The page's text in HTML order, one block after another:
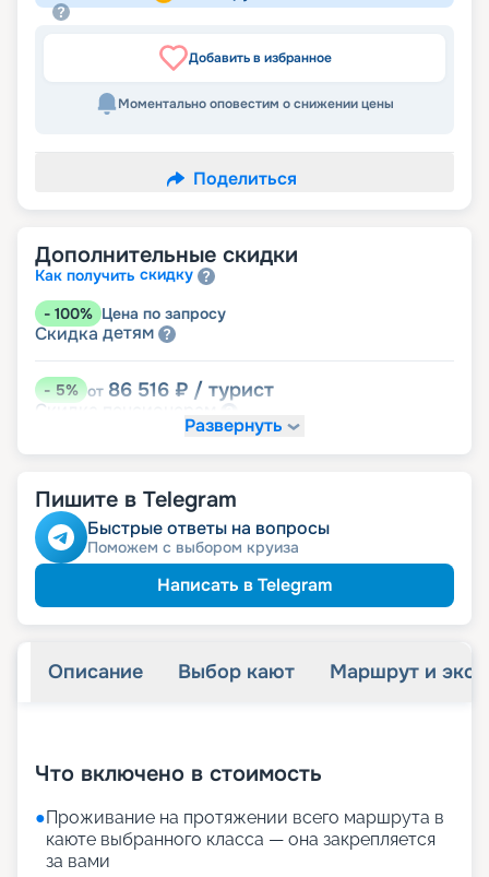
Добавить в избранное
Моментально оповестим о снижении цены
Поделиться
Дополнительные скидки
Как получить скидку
- 100% Цена по запросу
Скидка детям
-5% от 86 516 ₽ / турист
Скидка
Развернуть
Пишите в Telegram
Быстрые ответы на вопросы
Поможем с выбором круиза
Написать в Telegram
Описание Выбор кают Маршрут и
Что включено в стоимость
●Проживание на протяжении всего маршрута в
каюте выбранного класса — она закрепляется
за вами